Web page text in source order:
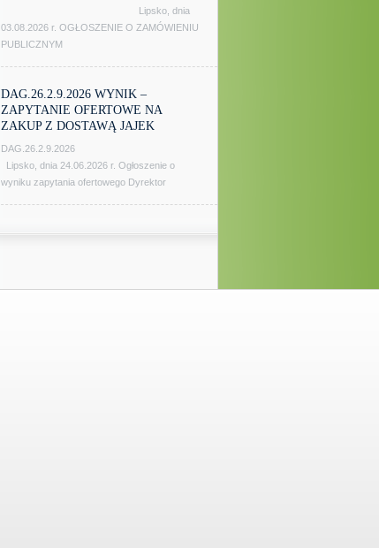
Lipsko, dnia
03.08.2026 r. OGŁOSZENIE O ZAMÓWIENIU
PUBLICZNYM
DAG.26.2.9.2026 WYNIK –
ZAPYTANIE OFERTOWE NA
ZAKUP Z DOSTAWĄ JAJEK
DAG.26.2.9.2026
Lipsko, dnia 24.06.2026 r. Ogłoszenie o
wyniku zapytania ofertowego Dyrektor